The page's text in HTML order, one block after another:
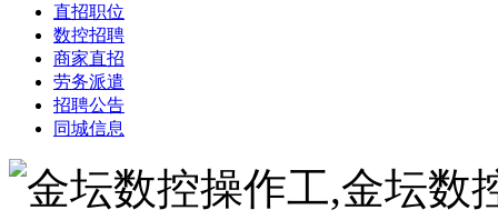
直招职位
数控招聘
商家直招
劳务派遣
招聘公告
同城信息